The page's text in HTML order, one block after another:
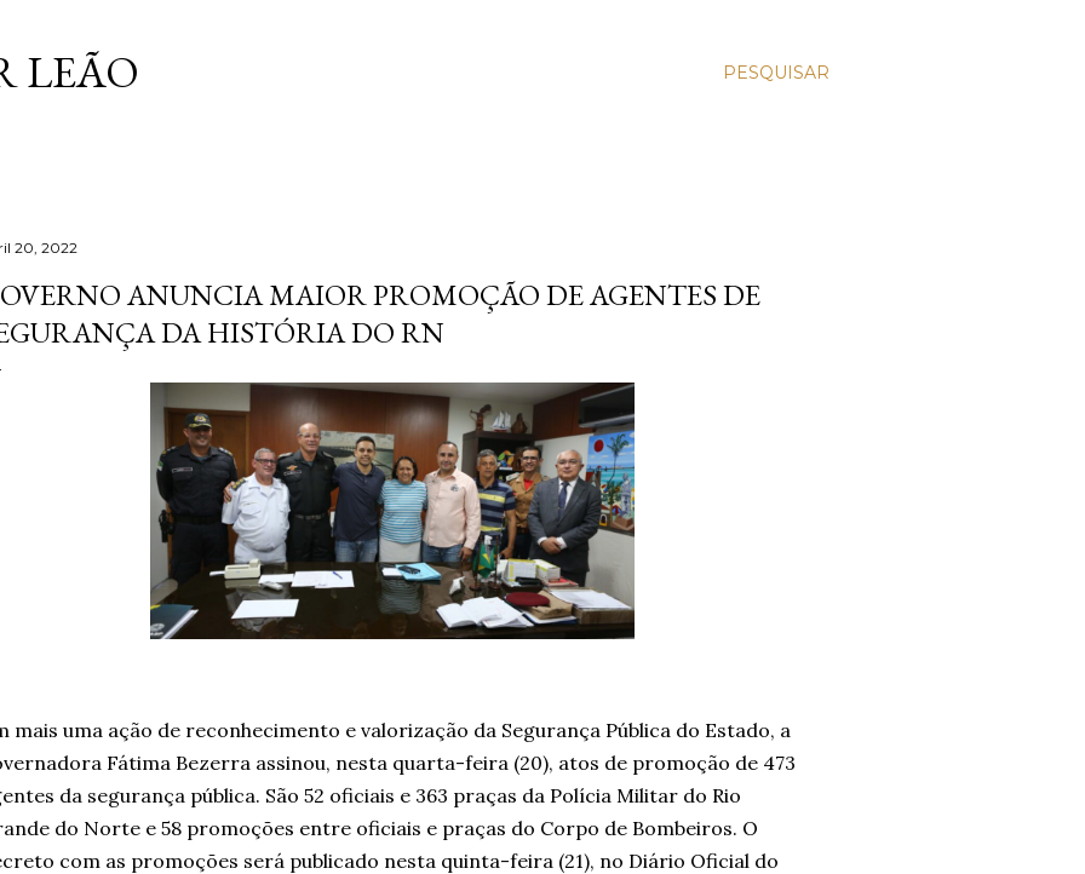
PESQUISAR
LEÃO
20, 2022
ANUNCIA MAIOR PROMOÇÃO DE AGENTES DE
DA HISTÓRIA DO RN
mais uma ação de reconhecimento e valorização da Segurança Pública do Estado, a
Fátima Bezerra assinou, nesta quarta-feira (20), atos de promoção de 473
da segurança pública. São 52 oficiais e 363 praças da Polícia Militar do Rio
do Norte e 58 promoções entre oficiais e praças do Corpo de Bombeiros. O
com as promoções será publicado nesta quinta-feira (21), no Diário Oficial do